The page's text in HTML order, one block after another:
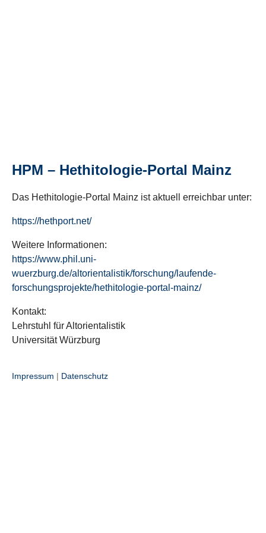
HPM – Hethitologie-Portal Mainz
Das Hethitologie-Portal Mainz ist aktuell erreichbar unter:
https://hethport.net/
Weitere Informationen:
https://www.phil.uni-
wuerzburg.de/altorientalistik/forschung/laufende-
forschungsprojekte/hethitologie-portal-mainz/
Kontakt:
Lehrstuhl für Altorientalistik
Universität Würzburg
Impressum | Datenschutz